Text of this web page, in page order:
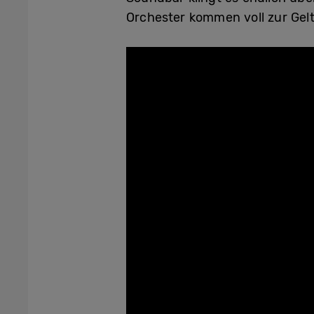
Orchester kommen voll zur